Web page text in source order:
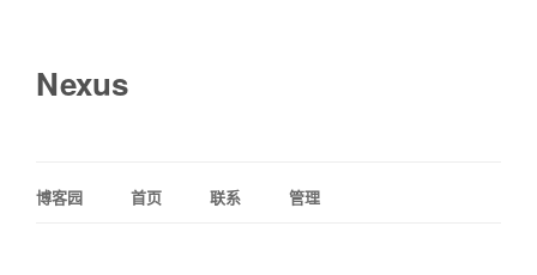
Nexus
博客园 首页 联系 管理